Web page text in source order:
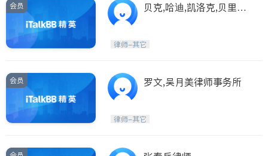
会员
贝克,哈迪,凯洛克,贝里律
律师-其它
会员 罗文,吴月美律师事务所
律师-其它